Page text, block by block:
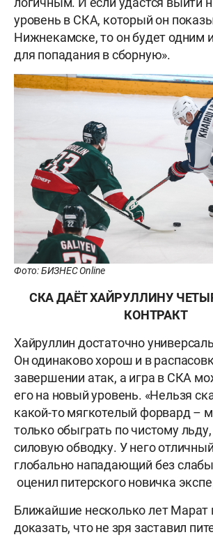
уровень в СКА, который он
Нижнекамске, то он будет одним
для попадания в сборную».
Фото: БИЗНЕС Online
СКА ДАЁТ ХАЙРУЛЛИНУ
КОНТРАКТ
Хайруллин достаточно
Он одинаково хорош и в
завершении атак, а игра в СКА
его на новый уровень. «Нельзя
какой-то мягкотелый форвард –
только обыграть по чистому
силовую обводку. У него
глобально нападающий без
оценил питерского новичка
Ближайшие несколько лет Марат
доказать, что не зря заставил